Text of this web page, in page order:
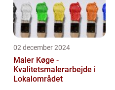
02 december 2024
Maler Køge -
Kvalitetsmalerarbejde i
Lokalområdet